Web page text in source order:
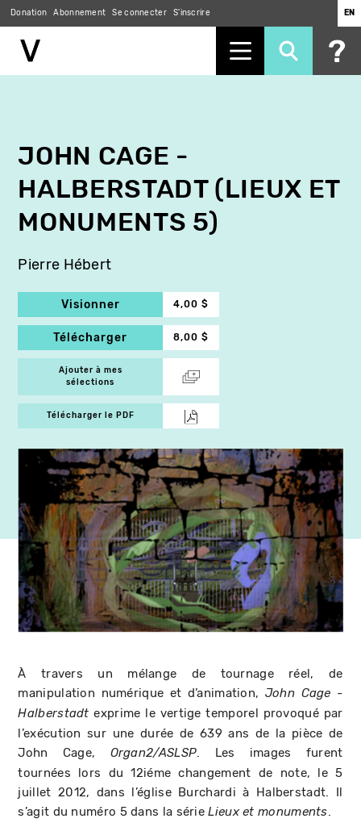
Donation Abonnement Se connecter S'inscrire EN
JOHN CAGE -
HALBERSTADT (LIEUX ET
MONUMENTS 5)
Pierre Hébert
Visionner 4,00 $
Télécharger 8,00 $
Ajouter à mes
sélections
Télécharger le PDF
À travers un mélange de tournage réel, de
manipulation numérique et d’animation, John Cage -
Halberstadt exprime le vertige temporel provoqué par
l’exécution sur une durée de 639 ans de la pièce de
John Cage, Organ2/ASLSP. Les images furent
tournées lors du 12iéme changement de note, le 5
juillet 2012, dans l’église Burchardi à Halberstadt. Il
s’agit du numéro 5 dans la sérieLieux et monuments.